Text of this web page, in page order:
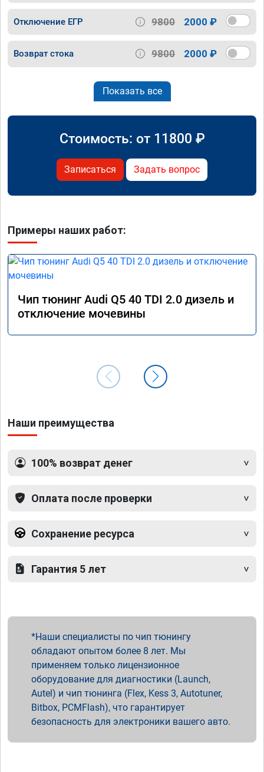
Отключение ЕГР 9800 2000 ₽
Возврат стока 9800 2000 ₽
Показать все
Стоимость: от 11800 ₽
Записаться Задать вопрос
Примеры наших работ:
Чип тюнинг Audi Q5 40 TDI 2.0 дизель и
отключение мочевины
Наши преимущества
100% возврат денег
Оплата после проверки
Сохранение ресурса
Гарантия 5 лет
Наши специалисты по чип тюнингу
обладают опытом более 8 лет. Мы
применяем только лицензионное
оборудование для диагностики (Launch,
Autel) и чип тюнинга (Flex, Kess 3, Autotuner,
Bitbox, PCMFlash), что гарантирует
безопасность для электроники вашего авто.